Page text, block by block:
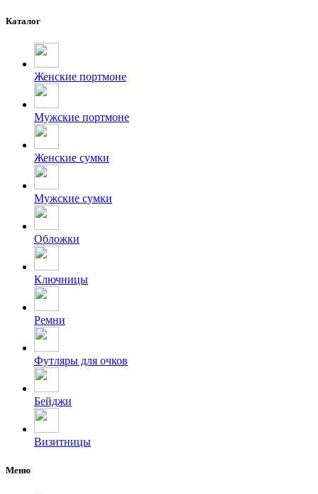
Каталог
Женские портмоне
Мужские портмоне
Женские сумки
Мужские сумки
Обложки
Ключницы
Ремни
Футляры для очков
Бейджи
Визитницы
Меню